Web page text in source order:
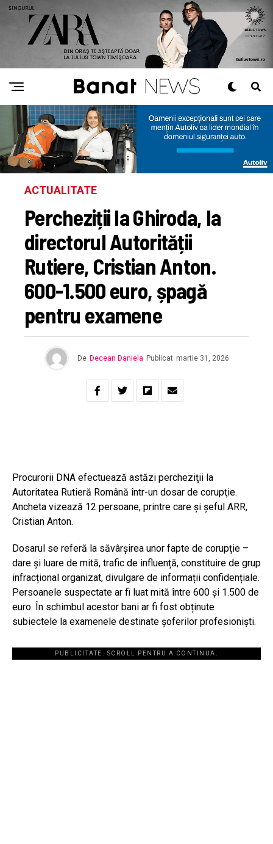
ACTUALITATE
Percheziții la Ghiroda, la
directorul Autorității
Rutiere, Cristian Anton.
600-1.500 euro, șpagă
pentru examene
De Decean Daniela Publicat martie 31, 2026
Procurorii DNA efectuează astăzi percheziţii la
Autoritatea Rutieră Română într-un dosar de corupţie.
Ancheta vizează 12 persoane, printre care și șeful ARR,
Cristian Anton.
Dosarul se referă la săvârșirea unor fapte de corupție –
dare și luare de mită, trafic de influență, constituire de grup
infracțional organizat, divulgare de informații confidențiale.
Persoanele suspectate ar fi luat mită între 600 și 1.500 de
euro. În schimbul acestor bani ar fi fost obținute
subiectele la examenele destinate șoferilor profesioniști.
PUBLICITATE. SCROLL PENTRU A CONTINUA.